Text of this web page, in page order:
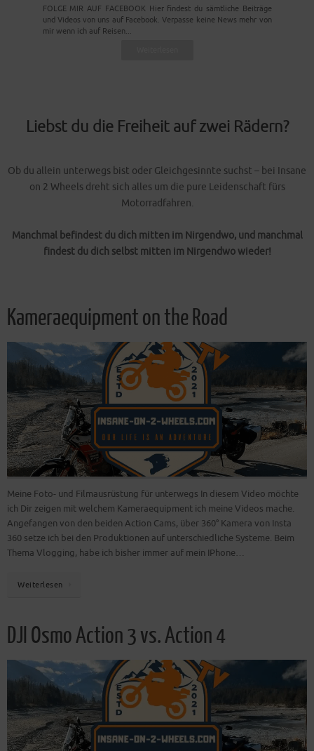
FOLGE MIR AUF FACEBOOK Hier findest du sämtliche Beiträge
und Videos von uns auf Facebook. Verpasse keine News mehr von
mir wenn ich auf Reisen...
Liebst du die Freiheit auf zwei Rädern?
Ob du allein unterwegs bist oder Gleichgesinnte suchst – bei Insane
on 2 Wheels dreht sich alles um die pure Leidenschaft fürs
Motorradfahren.
Manchmal befindest du dich mitten im Nirgendwo, und manchmal
findest du dich selbst mitten im Nirgendwo wieder!
Kameraequipment on the Road
Meine Foto- und Filmausrüstung für unterwegs In diesem Video möchte
ich Dir zeigen mit welchem Kameraequipment ich meine Videos mache.
Angefangen von den beiden Action Cams, über 360° Kamera von Insta
360 setze ich bei den Produktionen auf unterschiedliche Systeme. Beim
Thema Vlogging, habe ich bisher immer auf mein IPhone…
Weiterlesen
DJI Osmo Action 3 vs. Action 4